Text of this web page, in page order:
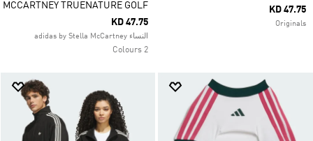
KD 47.75
Originals
MCCARTNEY TRUENATURE GOLF
KD 47.75
النساء adidas by Stella McCartney
2 Colours